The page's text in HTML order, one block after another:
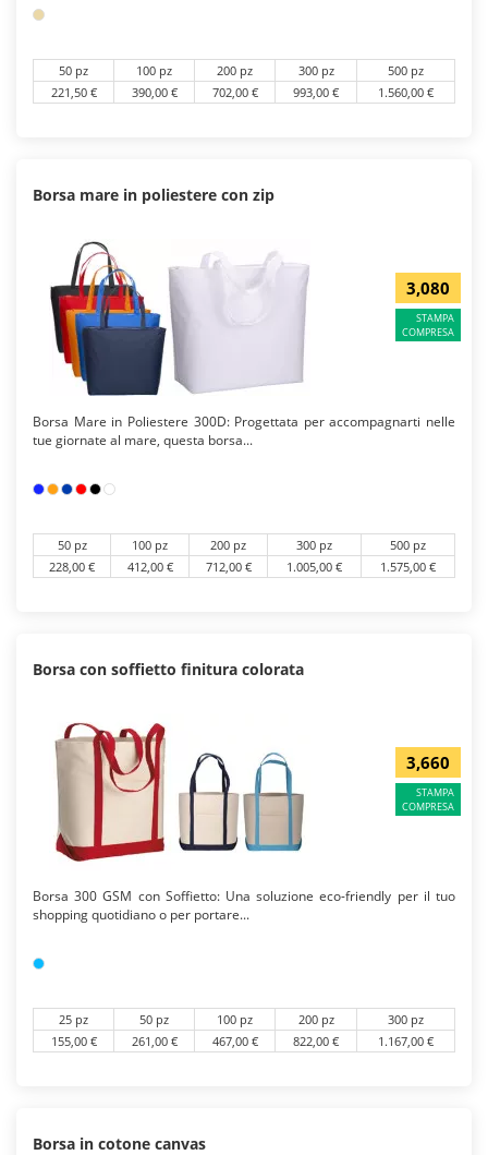
50 pz 100 pz 200 pz 300 pz
500 pz
221,50 €
390,00 € 702,00 € 993,00 € 1.560,00 €
Borsa mare in poliestere con zip
3,080
STAMPA
COMPRESA
Borsa Mare in Poliestere 300D: Progettata per accompagnarti nelle
tue giornate al mare, questa borsa...
50 pz 100 pz 200 pz 300 pz
500 pz
228,00 €
412,00 € 712,00 € 1.005,00 € 1.575,00 €
Borsa con soffietto finitura colorata
3,660
STAMPA
COMPRESA
Borsa 300 GSM con Soffietto: Una soluzione eco-friendly per il tuo
shopping quotidiano o per portare...
25 pz 50 pz 100 pz 200 pz
300 pz
155,00 €
261,00 € 467,00 € 822,00 € 1.167,00 €
Borsa in cotone canvas